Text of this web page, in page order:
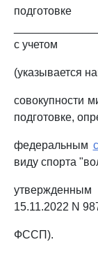
подготовке
с учетом
(указывается
совокупности
подготовке,
федеральным
виду спорта
15.11.2022 N
ФССП).